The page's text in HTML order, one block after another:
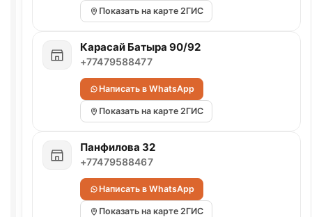
Показать на карте 2ГИС
Карасай Батыра 90/92
+77479588477
Написать в WhatsApp
Показать на карте 2ГИС
Панфилова 32
+77479588467
Написать в WhatsApp
Показать на карте 2ГИС